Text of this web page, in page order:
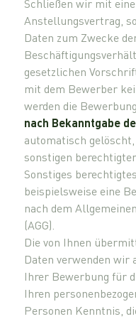
Schließen wir mit
Anstellungsvertrag,
Daten zum Zwecke
gesetzlichen
mit dem Bewerber
werden die
nach Bekanntgabe
automatisch
sonstigen
Sonstiges
beispielsweise eine
nach dem
(AGG).
Die von Ihnen
Daten verwenden
Ihrer Bewerbung für
Ihren
Personen Kenntnis,